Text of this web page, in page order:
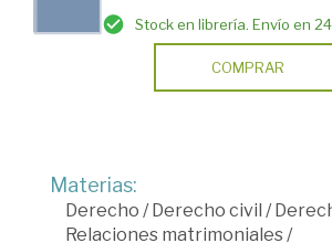
Stock en librería. Envío en
COMPRAR
Materias:
Derecho /Derecho civil /
Relaciones matrimoniales/